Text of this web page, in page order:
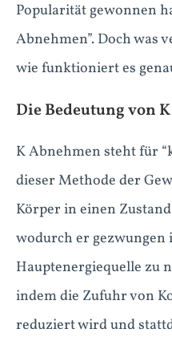
Popularität gewonnen
Abnehmen”. Doch was
wie funktioniert es
Die Bedeutung von
K Abnehmen steht für
dieser Methode der
Körper in einen
wodurch er gezwungen
Hauptenergiequelle zu
indem die Zufuhr von
reduziert wird und